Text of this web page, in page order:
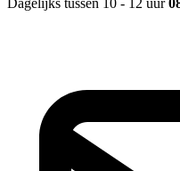
Dagelijks tussen 10 - 12 uur